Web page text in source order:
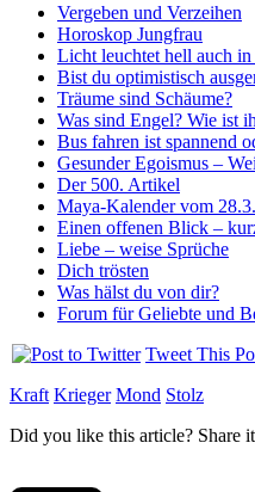
Vergeben und Verzeihen
Horoskop Jungfrau
Licht leuchtet hell auch
Bist du optimistisch
Träume sind Schäume?
Was sind Engel? Wie ist
Bus fahren ist spannend
Gesunder Egoismus –
Der 500. Artikel
Maya-Kalender vom
Einen offenen Blick –
Liebe – weise Sprüche
Dich trösten
Was hälst du von dir?
Forum für Geliebte und
Tweet This
Kraft Krieger Mond Stolz
Did you like this article? Share